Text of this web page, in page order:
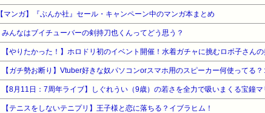
【マンガ】『ぶんか社』セール・キャンペーン中のマンガ本まとめ
みんなはブイチューバーの剣持刀也くんってどう思う？
【やりたかった！】ホロドリ初のイベント開催！水着ガチャに挑むロボ子さんの
【ガチ勢お断り】Vtuber好きな奴パソコンorスマホ用のスピーカー何使ってる
【テニスをしないテニプリ】王子様と恋に落ちる？イブラヒム！